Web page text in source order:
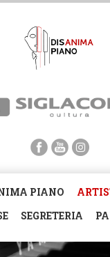
PIANO
SEGRETERIA